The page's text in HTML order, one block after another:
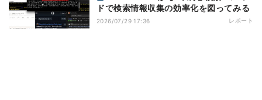
ドで検索情報収集の効率化を図ってみる
2026/07/29 17:36 レポート